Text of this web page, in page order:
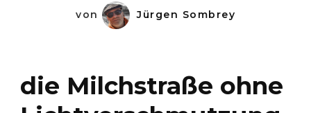
von Jürgen Sombrey
die Milchstraße ohne